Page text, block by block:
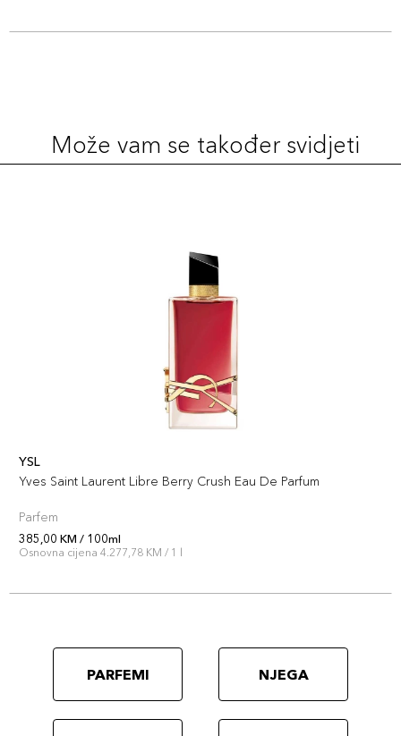
Može vam se također svidjeti
YSL
Yves Saint Laurent Libre Berry Crush Eau De Parfum
Parfem
385,00 KM / 100ml
Osnovna cijena 4.277,78 KM / 1 l
PARFEMI NJEGA